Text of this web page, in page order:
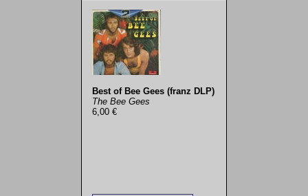
Best of Bee Gees (franz DLP)
The Bee Gees
6,00 €